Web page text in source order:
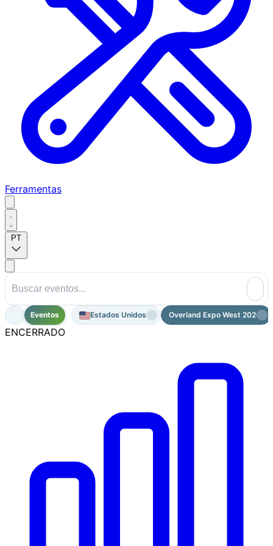
Ferramentas
PT
Eventos Estados Unidos Overland Expo West 2026
ENCERRADO